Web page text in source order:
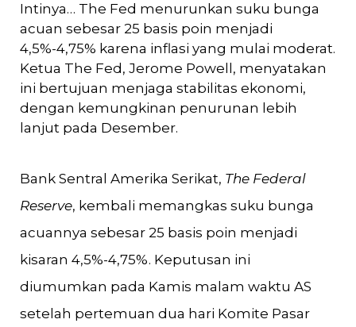
Intinya… The Fed menurunkan suku bunga
acuan sebesar 25 basis poin menjadi
4,5%-4,75% karena inflasi yang mulai moderat.
Ketua The Fed, Jerome Powell, menyatakan
ini bertujuan menjaga stabilitas ekonomi,
dengan kemungkinan penurunan lebih
lanjut pada Desember.
Bank Sentral Amerika Serikat, The Federal
Reserve, kembali memangkas suku bunga
acuannya sebesar 25 basis poin menjadi
kisaran 4,5%-4,75%. Keputusan ini
diumumkan pada Kamis malam waktu AS
setelah pertemuan dua hari Komite Pasar